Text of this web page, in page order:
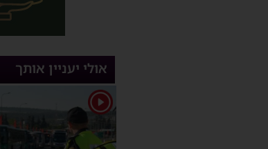
אולי יעניין אותך
1